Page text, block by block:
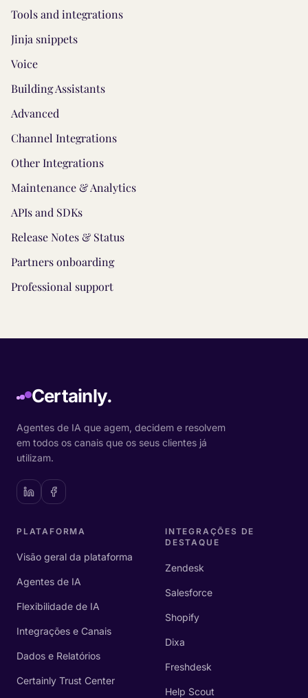
Tools and integrations
Jinja snippets
Voice
Building Assistants
Advanced
Channel Integrations
Other Integrations
Maintenance & Analytics
APIs and SDKs
Release Notes & Status
Partners onboarding
Professional support
Certainly.
Agentes de IA que agem, decidem e resolvem
em todos os canais que os seus clientes já
utilizam.
PLATAFORMA
Visão geral da plataforma
Agentes de IA
Flexibilidade de IA
Integrações e Canais
Dados e Relatórios
Certainly Trust Center
INTEGRAÇÕES DE
DESTAQUE
Zendesk
Salesforce
Shopify
Dixa
Freshdesk
Help Scout